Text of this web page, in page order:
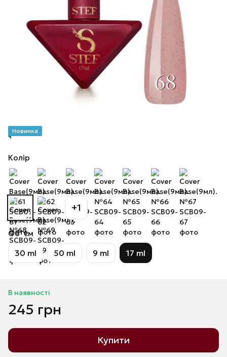
Новинка
Колір
+1
Об`єм
30 ml 50 ml 9 ml 17 ml
В наявності
245 грн
Купити